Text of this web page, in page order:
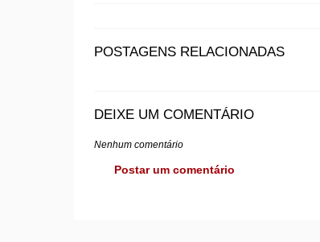
POSTAGENS RELACIONADAS
DEIXE UM COMENTÁRIO
Nenhum comentário
Postar um comentário